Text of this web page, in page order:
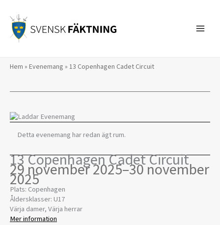
innehåll
Hem » Evenemang » 13 Copenhagen Cadet Circuit
Detta evenemang har redan ägt rum.
13 Copenhagen Cadet Circuit
29 november 2025–30 november
2025
Plats: Copenhagen
Åldersklasser: U17
Värja damer, Värja herrar
Mer information